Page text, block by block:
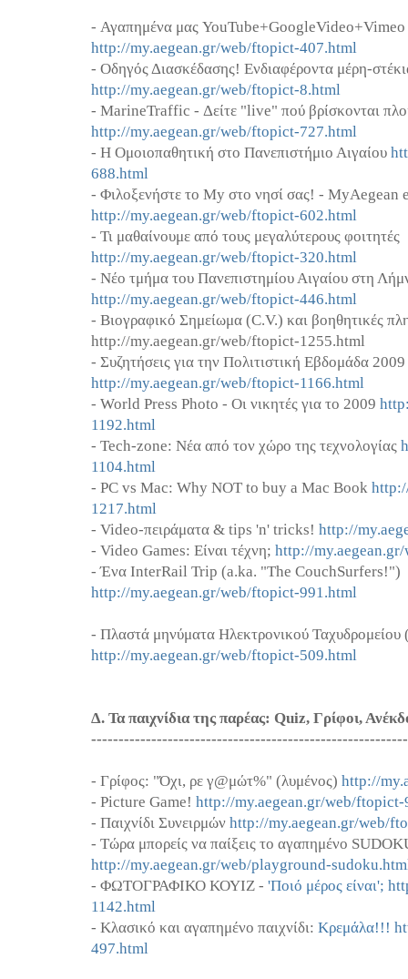
- Αγαπημένα μας
http://my.aegean.gr/web/ftopict-407.html
- Οδηγός Διασκέδασης! Ενδιαφέροντα μέρη-
http://my.aegean.gr/web/ftopict-8.html
- MarineTraffic - Δείτε "live" πού βρίσκονται
http://my.aegean.gr/web/ftopict-727.html
- Η Ομοιοπαθητική στο Πανεπιστήμιο Αιγαίου
688.html
- Φιλοξενήστε το My στο νησί σας! - MyAegean
http://my.aegean.gr/web/ftopict-602.html
- Τι μαθαίνουμε από τους μεγαλύτερους φοιτητές
http://my.aegean.gr/web/ftopict-320.html
- Νέο τμήμα του Πανεπιστημίου Αιγαίου στη
http://my.aegean.gr/web/ftopict-446.html
- Βιογραφικό Σημείωμα (C.V.) και βοηθητικές
http://my.aegean.gr/web/ftopict-1255.html
- Συζητήσεις για την Πολιτιστική Εβδομάδα
http://my.aegean.gr/web/ftopict-1166.html
- World Press Photo - Οι νικητές για το 2009
1192.html
- Tech-zone: Νέα από τον χώρο της τεχνολογίας
1104.html
- PC vs Mac: Why NOT to buy a Mac Book
1217.html
- Video-πειράματα & tips 'n' tricks! http://
- Video Games: Είναι τέχνη; http://
- Ένα InterRail Trip (a.ka. "The CouchSurfers!")
http://my.aegean.gr/web/ftopict-991.html
- Πλαστά μηνύματα Ηλεκτρονικού
http://my.aegean.gr/web/ftopict-509.html
Δ. Τα παιχνίδια της παρέας: Quiz, Γρίφοι,
- Γρίφος: "Όχι, ρε γ@μώτ%" (λυμένος) http://
- Picture Game! http://my.aegean.gr/web/
- Παιχνίδι Συνειρμών http://my.aegean.gr/web/
- Τώρα μπορείς να παίξεις το αγαπημένο
http://my.aegean.gr/web/playground-
- ΦΩΤΟΓΡΑΦΙΚΟ ΚΟΥΙΖ - 'Ποιό μέρος είναι';
1142.html
- Κλασικό και αγαπημένο παιχνίδι: Κρεμάλα!!!
497.html